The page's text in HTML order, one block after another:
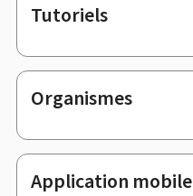
Tutoriels
Organismes
Application mobile